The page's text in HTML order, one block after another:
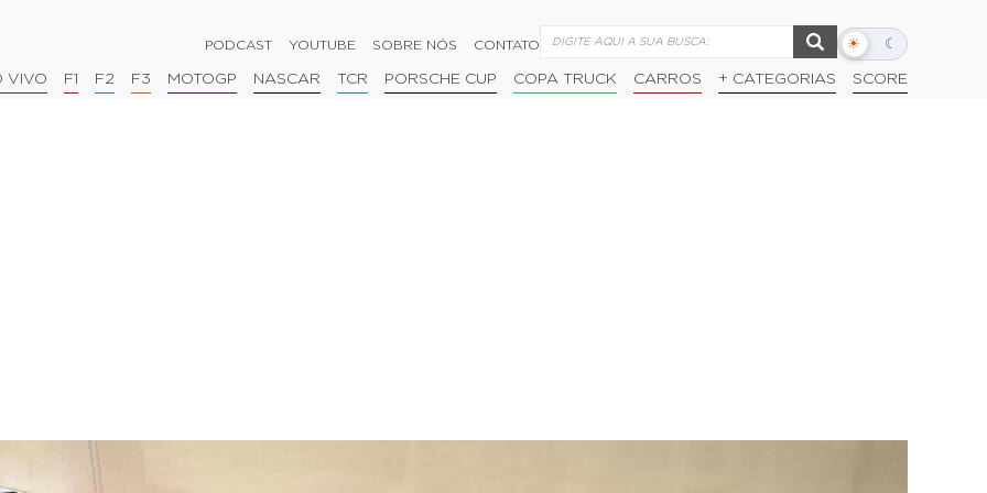
PODCAST YOUTUBE SOBRE NÓS CONTATO ☀ ☾
Alternar
escuro
VIVO F1 F2 F3 MOTOGP NASCAR TCR PORSCHE CUP COPA TRUCK CARROS + CATEGORIAS SCORE